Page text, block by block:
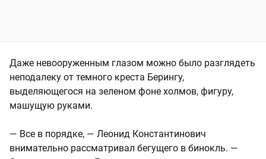
Даже невооруженным глазом можно было разглядеть
неподалеку от темного креста Берингу,
выделяющегося на зеленом фоне холмов, фигуру,
машущую руками.
— Все в порядке, — Леонид Константинович
внимательно рассматривал бегущего в бинокль. —